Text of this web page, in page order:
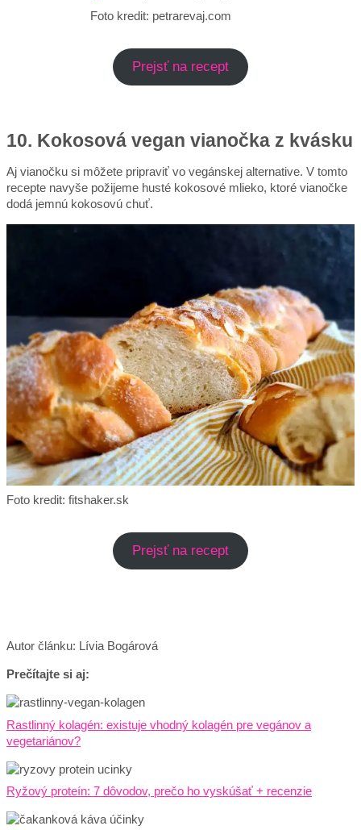
Foto kredit: petrarevaj.com
Prejsť na recept
10. Kokosová vegan vianočka z kvásku
Aj vianočku si môžete pripraviť vo vegánskej alternative. V tomto
recepte navyše požijeme husté kokosové mlieko, ktoré vianočke
dodá jemnú kokosovú chuť.
Foto kredit: fitshaker.sk
Prejsť na recept
Autor článku: Lívia Bogárová
Prečítajte si aj:
Rastlinný kolagén: existuje vhodný kolagén pre vegánov a
vegetariánov?
Ryžový proteín: 7 dôvodov, prečo ho vyskúšať + recenzie